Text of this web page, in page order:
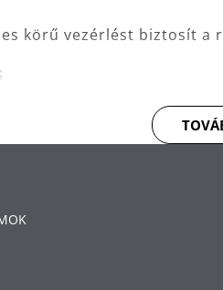
körű vezérlést biztosít a
DOUBLE-